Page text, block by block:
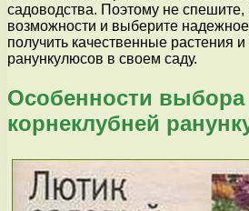
садоводства. Поэтому не спешите,
возможности и выберите
получить качественные растения
ранункулюсов в своем саду.
Особенности выбора
корнеклубней